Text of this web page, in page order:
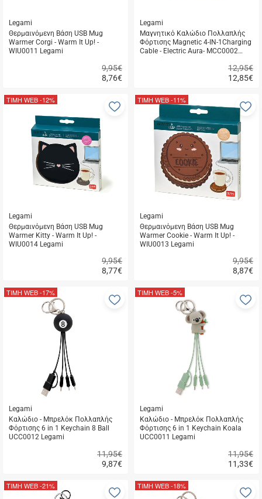
Legami
Θερμαινόμενη Βάση USB Mug
Warmer Corgi - Warm It Up! -
WIU0011 Legami
8,76€
9,95€
αγορά
Legami
Μαγνητικό Καλώδιο Πολλαπλής
Φόρτισης Magnetic 4-IN-1Charging
Cable - Electric Aura- MCC0002
12,85€
12,95€
αγορά
Legami
Θερμαινόμενη Βάση USB Mug
Warmer Kitty - Warm It Up! -
WIU0014 Legami
8,77€
9,95€
ΤΙΜΗ WEB-12%
Προσθήκη
αγαπημένα
αγορά
Legami
Θερμαινόμενη Βάση USB Mug
Warmer Cookie - Warm It Up! -
WIU0013 Legami
8,87€
9,95€
ΤΙΜΗ WEB-11%
αγορά
Legami
Καλώδιο - Μπρελόκ Πολλαπλής
Φόρτισης 6 in 1 Keychain 8 Ball
UCC0012 Legami
9,87€
11,95€
ΤΙΜΗ WEB-17%
Προσθήκη
αγορά
Legami
Καλώδιο - Μπρελόκ Πολλαπλής
Φόρτισης 6 in 1 Keychain Koala
UCC0011 Legami
11,33€
11,95€
ΤΙΜΗ WEB-5%
αγορά
ΤΙΜΗ WEB-21%
Προσθήκη
ΤΙΜΗ WEB-18%